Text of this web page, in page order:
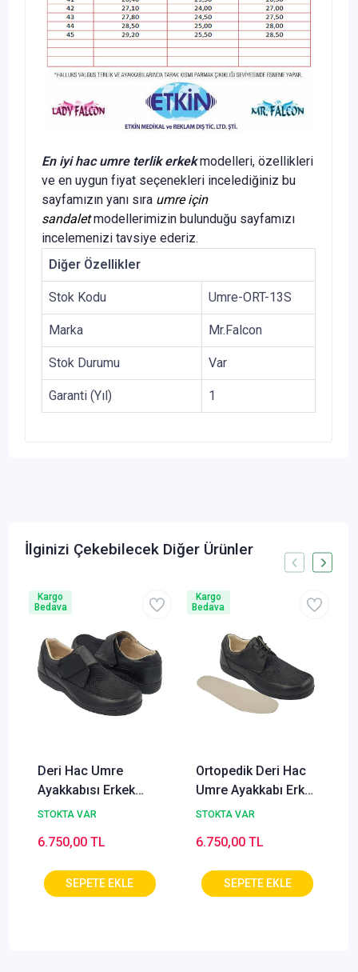
En iyi hac umre terlik erkekmodelleri, özellikleri
ve en uygun fiyat seçenekleri incelediğiniz bu
sayfamızın yanı sıra umre için
sandaletmodellerimizin bulunduğu sayfamızı
incelemenizi tavsiye ederiz.
Diğer Özellikler
Stok Kodu Umre-ORT-13S
Marka Mr.Falcon
Stok Durumu Var
Garanti (Yıl) 1
İlginizi Çekebilecek Diğer Ürünler
Deri Hac Umre
Ayakkabısı Erkek
Siyah ODY-51S
STOKTA VAR
6.750,00 TL
Kargo
Bedava
Ortopedik Deri Hac
Umre Ayakkabı Erkek
Siyah ODY-52S
STOKTA VAR
6.750,00 TL
Kargo
Bedava